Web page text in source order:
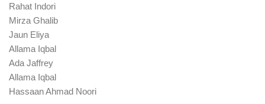
Rahat Indori
Mirza Ghalib
Jaun Eliya
Allama Iqbal
Ada Jaffrey
Allama Iqbal
Hassaan Ahmad Noori